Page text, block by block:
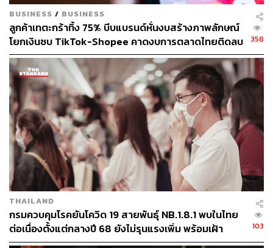
BUSINESS / BUSINESS
ลูกค้าเทตะกร้าทิ้ง 75% บีบแบรนด์หั่นงบสร้างภาพลักษณ์
โยกเงินซบ TikTok-Shopee คาดงบการตลาดไทยติดลบ
ครั้งแรกในรอบ 14 ปี
358
THAILAND
กรมควบคุมโรคยันโควิด 19 สายพันธุ์ NB.1.8.1 พบในไทย
ต่อเนื่องตั้งแต่กลางปี 68 ยังไม่รุนแรงเพิ่ม พร้อมเฝ้า
ระวัง-ติดตามใกล้ชิด
103